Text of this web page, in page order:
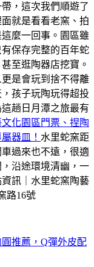
，這次我們順遊了
就是看看老窯、拍
麼一回事。園區雖
保存完整的百年蛇
至逛陶器店挖寶。
是會玩到捨不得離
孩子玩陶玩得超投
趟日月潭之旅最有
化園區門票、捏陶
器皿！ 水里蛇窯距
過來也不遠，很適
沿途環境清幽，一
訊｜水里蛇窯陶藝
路16號
推薦，Q彈外皮配